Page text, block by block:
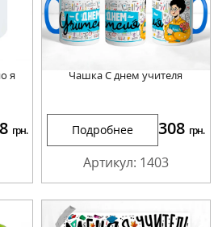
я
грн.
Чашка С днем учителя
Подробнее 308 грн.
Артикул: 1403